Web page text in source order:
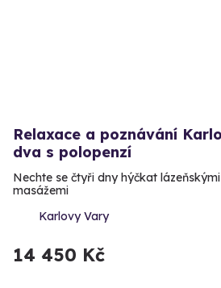
Relaxace a poznávání
dva s polopenzí
Nechte se čtyři dny hýčkat
masážemi
Karlovy Vary
14 450 Kč